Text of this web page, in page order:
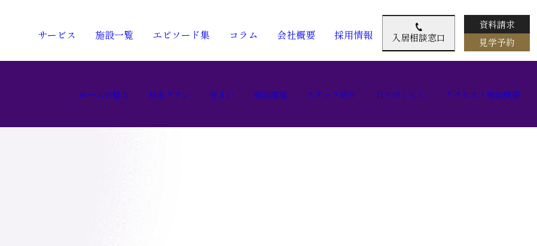
サービス 施設一覧 エピソード集 コラム 会社概要 採用情報 入居相談窓口
資料請求
見学予約
ホームの魅力
料金プラン
住まい
周辺環境
スタッフ紹介
日々のくらし
アクセス・施設概要